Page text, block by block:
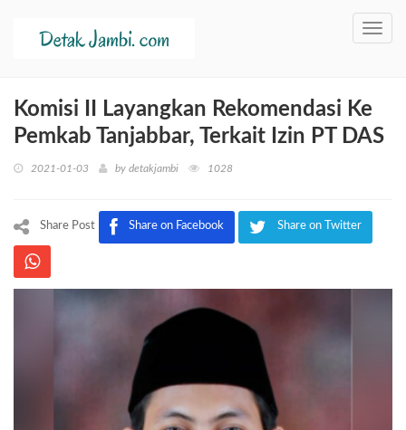
Komisi II Layangkan Rekomendasi Ke
Pemkab Tanjabbar, Terkait Izin PT DAS
2021-01-03 by detakjambi 1028
Share Post Share on Facebook Share on Twitter